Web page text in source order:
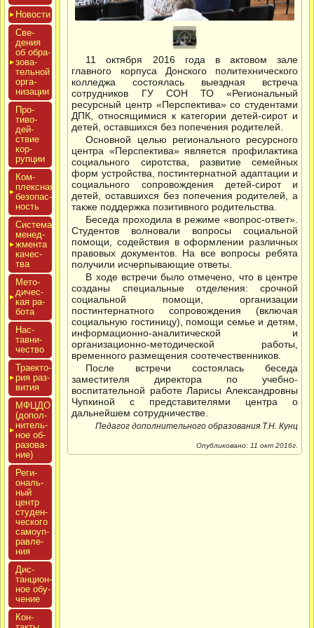
Новос­ти
Све­
дения
об об­ра­
зова­
тель­ной
ор­га­
низа­ции
Про­
тиво­
дей­
ствие
кор­
рупции
Ком­
плексная
бе­зопас­
ность
Сис­те­ма
ме­нед­
жмен­та
ка­чес­
тва
Мето­
дичес­
кая ра­
бота
Нас­
тавни­
чес­тво
Тра­ек­то­
рия раз­
ви­тия
МФЦДО
(до­пол­
ни­тель­
ное об­
ра­зова­
ние)
Реги­
ональ­
ный
центр
сту­ден­
ческо­го
са­мо­уп­
равле­
ния
Дис­
танци­он­
ное обу­
чение
Кон­
11 октября 2016 года в актовом зале
главного корпуса Донского политехнического
колледжа состоялась выездная встреча
сотрудников ГУ СОН ТО «Региональный
ресурсный центр «Перспектива» со студентами
ДПК, относящимися к категории детей-сирот и
детей, оставшихся без попечения родителей.
Основной целью регионального ресурсного
центра «Перспектива» является профилактика
социального сиротства, развитие семейных
форм устройства, постинтернатной адаптации и
социального сопровождения детей-сирот и
детей, оставшихся без попечения родителей, а
также поддержка позитивного родительства.
Беседа проходила в режиме «вопрос-ответ».
Студентов волновали вопросы социальной
помощи, содействия в оформлении различных
правовых документов. На все вопросы ребята
получили исчерпывающие ответы.
В ходе встречи было отмечено, что в центре
созданы специальные отделения: срочной
социальной помощи, организации
постинтернатного сопровождения (включая
социальную гостиницу), помощи семье и детям,
информационно-аналитической и
организационно-методической работы,
временного размещения соотечественников.
После встречи состоялась беседа
заместителя директора по учебно-
воспитательной работе Ларисы Александровны
Чупкиной с представителями центра о
дальнейшем сотрудничестве.
Педагог дополнительного образования Т.Н. Кунц
Опубликовано: 11 окт 2016г.